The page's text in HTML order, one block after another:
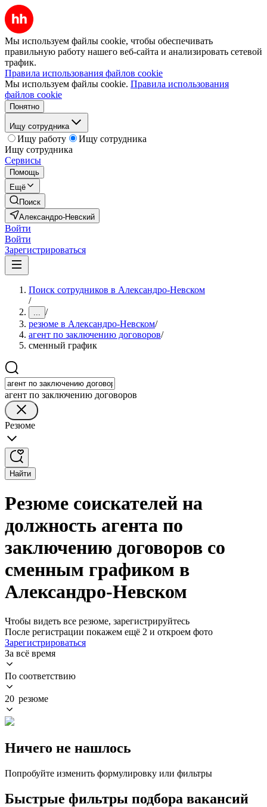
Мы используем файлы cookie, чтобы обеспечивать
правильную работу нашего веб-сайта и анализировать сетевой
трафик.
Правила использования файлов cookie
Мы используем файлы cookie. Правила использования
файлов cookie
Понятно
Ищу сотрудника
Ищу работу
Ищу сотрудника
Ищу сотрудника
Сервисы
Помощь
Ещё
Поиск
Александро-Невский
Войти
Войти
Зарегистрироваться
Поиск сотрудников в Александро-Невском
/
... /
резюме в Александро-Невском/
агент по заключению договоров/
сменный график
агент по заключению договоров
Резюме
Найти
Резюме соискателей на
должность агента по
заключению договоров со
сменным графиком в
Александро-Невском
Чтобы видеть все резюме, зарегистрируйтесь
После регистрации покажем ещё 2 и откроем фото
Зарегистрироваться
За всё время
По соответствию
20 резюме
Ничего не нашлось
Попробуйте изменить формулировку или фильтры
Быстрые фильтры подбора вакансий